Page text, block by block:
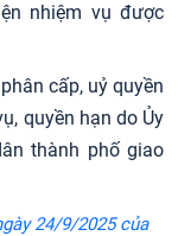
nhiệm vụ được
cấp, uỷ quyền
quyền hạn do Ủy
thành phố giao
24/9/2025 của